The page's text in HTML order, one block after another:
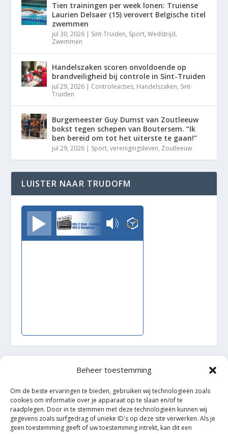
Beheer toestemming
Om de beste ervaringen te bieden, gebruiken wij technologieën zoals
cookies om informatie over je apparaat op te slaan en/of te
raadplegen. Door in te stemmen met deze technologieën kunnen wij
gegevens zoals surfgedrag of unieke ID's op deze site verwerken. Als je
geen toestemming geeft of uw toestemming intrekt, kan dit een
Tien trainingen per week lonen: Truiense
Laurien Delsaer (15) verovert Belgische titel
zwemmen
jul 30, 2026 | Sint-Truiden, Sport,Wedstrijd,
Zwemmen
Handelszaken scoren onvoldoende op
brandveiligheid bij controle in Sint-Truiden
jul 29, 2026 | Controleacties, Handelszaken, Sint-
Truiden
Burgemeester Guy Dumst van Zoutleeuw
bokst tegen schepen van Boutersem. “Ik
ben bereid om tot het uiterste te gaan!”
jul 29, 2026 | Sport,verenigingsleven, Zoutleeuw
LUISTER NAAR TRUDOFM
TrudoFM
WordPress